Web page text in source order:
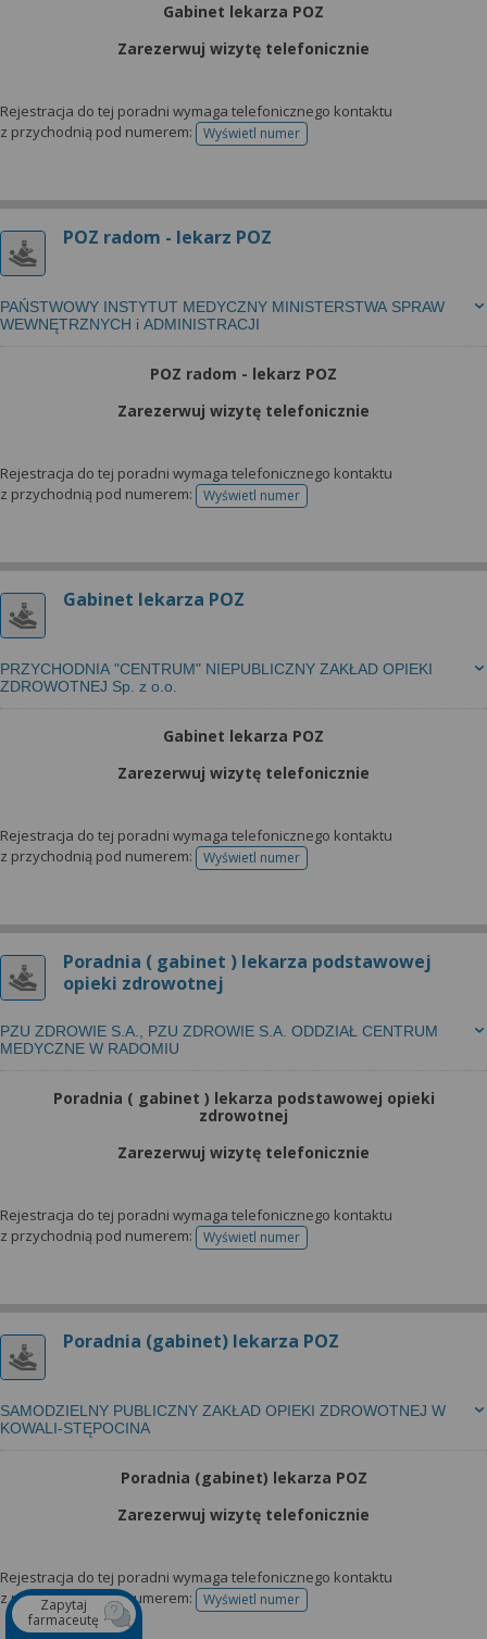
Gabinet lekarza POZ
Zarezerwuj wizytę telefonicznie
Rejestracja do tej poradni wymaga telefonicznego kontaktu
z przychodnią pod numerem:
Wyświetl numertelefonu do rejestracji
POZ radom - lekarz POZ
PAŃSTWOWY INSTYTUT MEDYCZNY MINISTERSTWA SPRAW
WEWNĘTRZNYCH i ADMINISTRACJI
POZ radom - lekarz POZ
Zarezerwuj wizytę telefonicznie
Rejestracja do tej poradni wymaga telefonicznego kontaktu
z przychodnią pod numerem:
Wyświetl numertelefonu do rejestracji
Gabinet lekarza POZ
PRZYCHODNIA "CENTRUM" NIEPUBLICZNY ZAKŁAD OPIEKI
ZDROWOTNEJ Sp. z o.o.
Gabinet lekarza POZ
Zarezerwuj wizytę telefonicznie
Rejestracja do tej poradni wymaga telefonicznego kontaktu
z przychodnią pod numerem:
Wyświetl numertelefonu do rejestracji
Poradnia ( gabinet ) lekarza podstawowej
opieki zdrowotnej
PZU ZDROWIE S.A., PZU ZDROWIE S.A. ODDZIAŁ CENTRUM
MEDYCZNE W RADOMIU
Poradnia ( gabinet ) lekarza podstawowej opieki
zdrowotnej
Zarezerwuj wizytę telefonicznie
Rejestracja do tej poradni wymaga telefonicznego kontaktu
z przychodnią pod numerem:
Wyświetl numertelefonu do rejestracji
Poradnia (gabinet) lekarza POZ
SAMODZIELNY PUBLICZNY ZAKŁAD OPIEKI ZDROWOTNEJ W
KOWALI-STĘPOCINA
Poradnia (gabinet) lekarza POZ
Zarezerwuj wizytę telefonicznie
Rejestracja do tej poradni wymaga telefonicznego kontaktu
z przychodnią pod numerem:
Wyświetl numertelefonu do rejestracji
Zapytaj
farmaceutę